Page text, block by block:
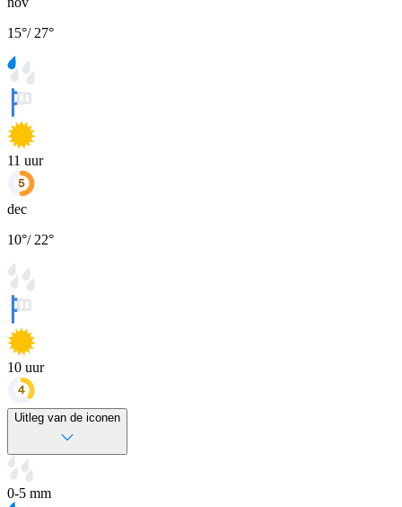
15°/ 27°
11 uur
dec
10°/ 22°
10 uur
Uitleg van de iconen
0-5 mm